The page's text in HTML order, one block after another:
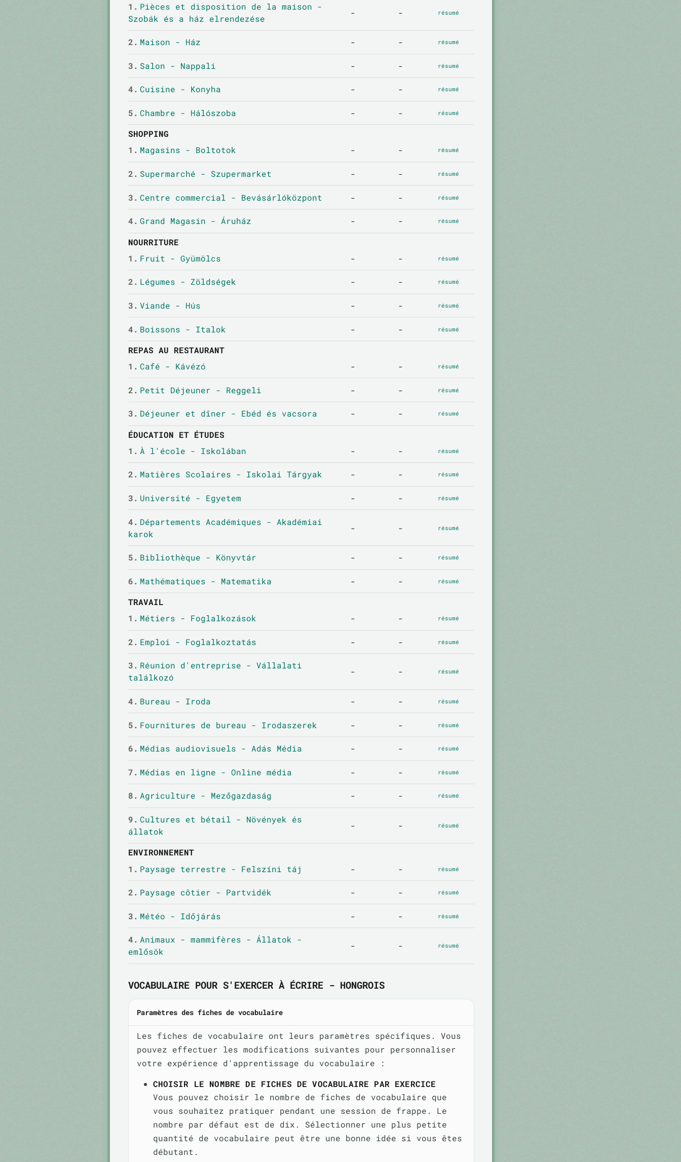
1. Pièces et disposition de la maison -
Szobák és a ház elrendezése
- - résumé
2. Maison - Ház - - résumé
3. Salon - Nappali - - résumé
4. Cuisine - Konyha - - résumé
5. Chambre - Hálószoba - - résumé
SHOPPING
1. Magasins - Boltotok - - résumé
2. Supermarché - Szupermarket - - résumé
3. Centre commercial - Bevásárlóközpont - - résumé
4. Grand Magasin - Áruház - - résumé
NOURRITURE
1. Fruit - Gyümölcs - - résumé
2. Légumes - Zöldségek - - résumé
3. Viande - Hús - - résumé
4. Boissons - Italok - - résumé
REPAS AU RESTAURANT
1. Café - Kávézó - - résumé
2. Petit Déjeuner - Reggeli - - résumé
3. Déjeuner et dîner - Ebéd és vacsora - - résumé
ÉDUCATION ET ÉTUDES
1. À l'école - Iskolában - - résumé
2. Matières Scolaires - Iskolai Tárgyak - - résumé
3. Université - Egyetem - - résumé
4. Départements Académiques - Akadémiai
karok
- - résumé
5. Bibliothèque - Könyvtár - - résumé
6. Mathématiques - Matematika - - résumé
TRAVAIL
1. Métiers - Foglalkozások - - résumé
2. Emploi - Foglalkoztatás - - résumé
3. Réunion d'entreprise - Vállalati
találkozó
- - résumé
4. Bureau - Iroda - - résumé
5. Fournitures de bureau - Irodaszerek - - résumé
6. Médias audiovisuels - Adás Média - - résumé
7. Médias en ligne - Online média - - résumé
8. Agriculture - Mezőgazdaság - - résumé
9. Cultures et bétail - Növények és
állatok
- - résumé
ENVIRONNEMENT
1. Paysage terrestre - Felszíni táj - - résumé
2. Paysage côtier - Partvidék - - résumé
3. Météo - Időjárás - - résumé
4. Animaux - mammifères - Állatok -
emlősök
- - résumé
VOCABULAIRE POUR S'EXERCER À ÉCRIRE - HONGROIS
Paramètres des fiches de vocabulaire
Les fiches de vocabulaire ont leurs paramètres spécifiques. Vous
pouvez effectuer les modifications suivantes pour personnaliser
votre expérience d'apprentissage du vocabulaire :
CHOISIR LE NOMBRE DE FICHES DE VOCABULAIRE PAR EXERCICE
Vous pouvez choisir le nombre de fiches de vocabulaire que
vous souhaitez pratiquer pendant une session de frappe. Le
nombre par défaut est de dix. Sélectionner une plus petite
quantité de vocabulaire peut être une bonne idée si vous êtes
débutant.